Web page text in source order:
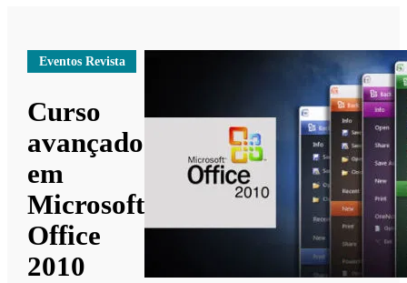
Eventos Revista
Curso
avançado
em
Microsoft
Office
2010